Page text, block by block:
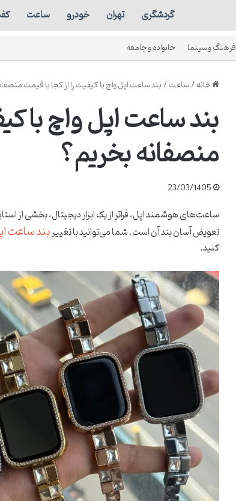
گردشگری تهران خودرو ساعت
فرهنگ و سینما خانواده و جامعه
خانه/ساعت/بند ساعت اپل واچ با کیفیت را از کجا با قیمت
بند ساعت اپل واچ با
منصفانه بخریم؟
23/03/1405
ساعت‌های هوشمند اپل، فراتر از یک ابزار دیجیتال، بخشی از
تعویض آسان بند آن است. شما می‌توانید با تغییربند ساعت
کنید.